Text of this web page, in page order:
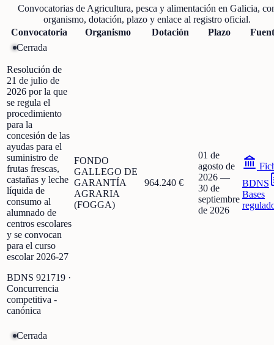
Convocatorias de Agricultura, pesca y alimentación en Galicia,
organismo, dotación, plazo y enlace al registro oficial.
Convocatoria
Organismo Dotación Plazo
Cerrada
Resolución de
21 de julio de
2026 por la que
se regula el
procedimiento
para la
concesión de las
ayudas para el
suministro de
frutas frescas,
castañas y leche
líquida de
consumo al
alumnado de
centros escolares
y se convocan
para el curso
escolar 2026-27
BDNS 921719 ·
Concurrencia
competitiva -
canónica
FONDO
GALLEGO DE
GARANTÍA
AGRARIA
(FOGGA)
964.240 €
01 de
agosto de
2026 —
30 de
septiembre
de 2026
BDNS
Bases
Cerrada